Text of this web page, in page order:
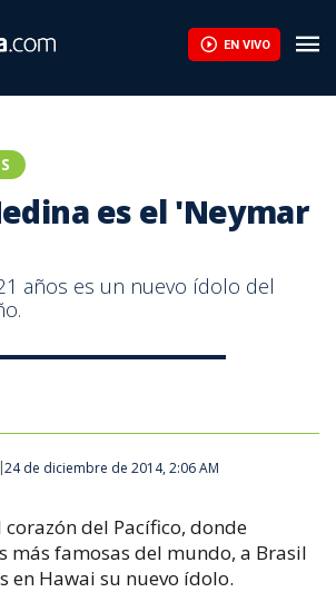
EN VIVO
es el 'Neymar
años es un nuevo ídolo del
24 de diciembre de 2014, 2:06 AM
del Pacífico, donde
más famosas del mundo, a Brasil
en Hawai su nuevo ídolo.